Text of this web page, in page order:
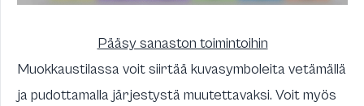
Pääsy sanaston toimintoihin
Muokkaustilassa voit siirtää kuvasymboleita vetämällä
ja pudottamalla järjestystä muutettavaksi. Voit myös